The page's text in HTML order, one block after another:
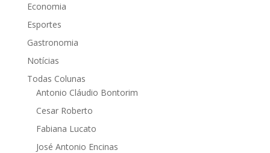
Economia
Esportes
Gastronomia
Notícias
Todas Colunas
Antonio Cláudio Bontorim
Cesar Roberto
Fabiana Lucato
José Antonio Encinas